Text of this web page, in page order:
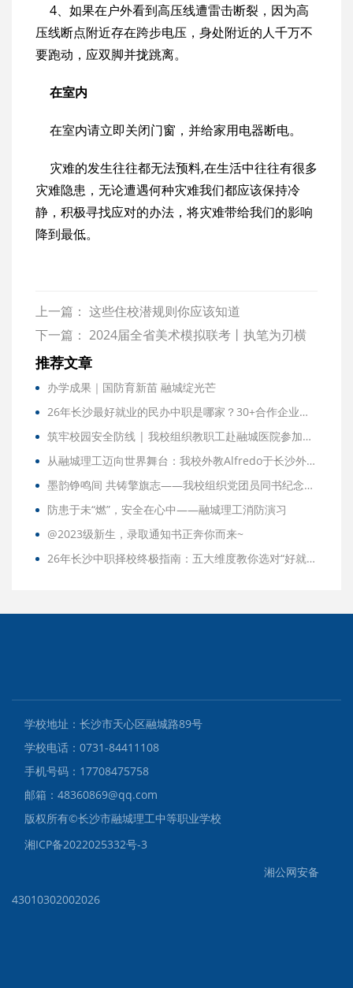
4、如果在户外看到高压线遭雷击断裂，因为高
压线断点附近存在跨步电压，身处附近的人千万不
要跑动，应双脚并拢跳离。
在室内
在室内请立即关闭门窗，并给家用电器断电。
灾难的发生往往都无法预料,在生活中往往有很多
灾难隐患，无论遭遇何种灾难我们都应该保持冷
静，积极寻找应对的办法，将灾难带给我们的影响
降到最低。
上一篇： 这些住校潜规则你应该知道
下一篇： 2024届全省美术模拟联考丨执笔为刃横
扫千军，在试炼中成长，为梦想蓄力！
推荐文章
办学成果｜国防育新苗 融城绽光芒
26年长沙最好就业的民办中职是哪家？30+合作企业、订单式培养，答案在这里
筑牢校园安全防线 | 我校组织教职工赴融城医院参加急救知识专项培训
从融城理工迈向世界舞台：我校外教Alfredo于长沙外宣交流会，勾勒“灵动长沙”画卷
墨韵铮鸣间 共铸擎旗志——我校组织党团员同书纪念大会观后感
防患于未“燃”，安全在心中——融城理工消防演习
@2023级新生，录取通知书正奔你而来~
26年长沙中职择校终极指南：五大维度教你选对“好就业”的民办中职
学校地址：长沙市天心区融城路89号
学校电话：0731-84411108
手机号码：17708475758
邮箱：48360869@qq.com
版权所有©️长沙市融城理工中等职业学校
湘ICP备2022025332号-3
湘公网安备
43010302002026